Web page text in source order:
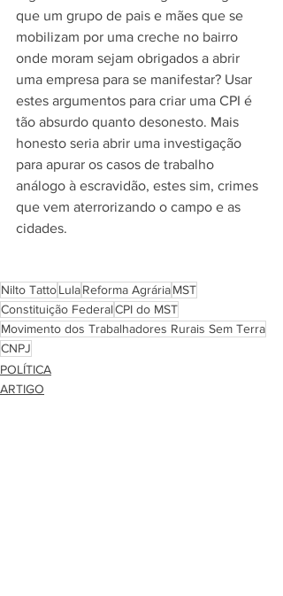
que um grupo de pais e mães que se
mobilizam por uma creche no bairro
onde moram sejam obrigados a abrir
uma empresa para se manifestar? Usar
estes argumentos para criar uma CPI é
tão absurdo quanto desonesto. Mais
honesto seria abrir uma investigação
para apurar os casos de trabalho
análogo à escravidão, estes sim, crimes
que vem aterrorizando o campo e as
cidades.
Nilto TattoLulaReforma AgráriaMST
Constituição FederalCPI do MST
Movimento dos Trabalhadores Rurais Sem Terra
CNPJ
POLÍTICA
ARTIGO